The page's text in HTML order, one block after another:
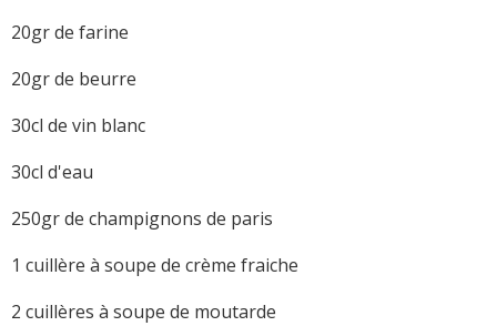
20gr de farine
20gr de beurre
30cl de vin blanc
30cl d'eau
250gr de champignons de paris
1 cuillère à soupe de crème fraiche
2 cuillères à soupe de moutarde